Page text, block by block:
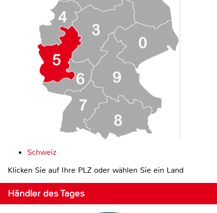
Schweiz
Klicken Sie auf Ihre PLZ oder wählen Sie ein Land
Händler des Tages